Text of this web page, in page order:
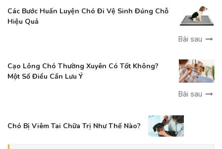
Các Bước Huấn Luyện Chó Đi Vệ Sinh Đúng Chỗ
Hiệu Quả
Bài sau
Cạo Lông Chó Thường Xuyên Có Tốt Không?
Một Số Điều Cần Lưu Ý
Bài sau
Chó Bị Viêm Tai Chữa Trị Như Thế Nào?